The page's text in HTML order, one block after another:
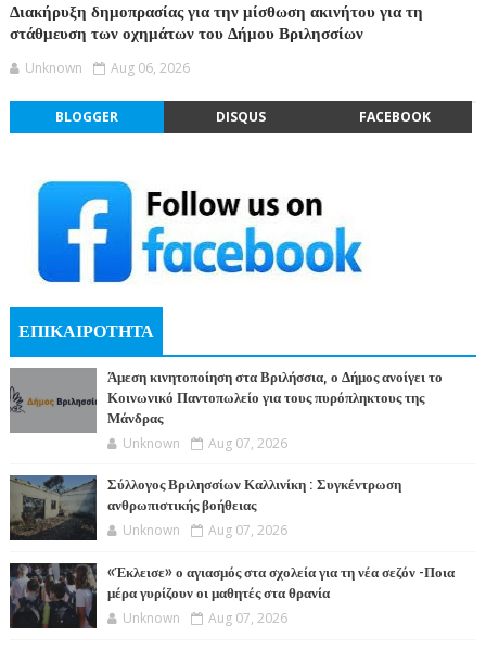
Διακήρυξη δημοπρασίας για την μίσθωση ακινήτου για τη
στάθμευση των οχημάτων του Δήμου Βριλησσίων
Unknown Aug 06, 2026
BLOGGER DISQUS FACEBOOK
ΕΠΙΚΑΙΡΟΤΗΤΑ
Άμεση κινητοποίηση στα Βριλήσσια, ο Δήμος ανοίγει το
Κοινωνικό Παντοπωλείο για τους πυρόπληκτους της
Μάνδρας
Unknown Aug 07, 2026
Σύλλογος Βριλησσίων Καλλινίκη : Συγκέντρωση
ανθρωπιστικής βοήθειας
Unknown Aug 07, 2026
«Έκλεισε» ο αγιασμός στα σχολεία για τη νέα σεζόν -Ποια
μέρα γυρίζουν οι μαθητές στα θρανία
Unknown Aug 07, 2026